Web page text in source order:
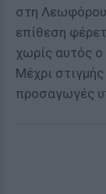
στη Λεωφόρου
επίθεση
χωρίς αυτός ο
Μέχρι
προσαγωγές